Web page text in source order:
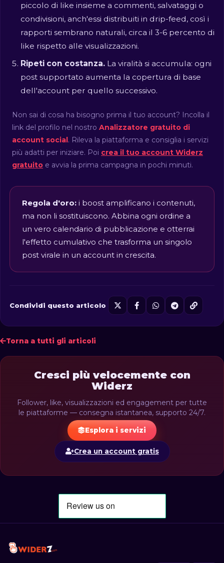
piccolo di like insieme a commenti, salvataggi o
condivisioni, anch'essi distribuiti in drip-feed, così i
rapporti sembrano naturali, circa il 3-6 percento di
like rispetto alle visualizzazioni.
Ripeti con costanza. La viralità si accumula: ogni
post supportato aumenta la copertura di base
dell'account per quello successivo.
Non sai di cosa ha bisogno prima il tuo account? Incolla il
link del profilo nel nostro Analizzatore gratuito di
account social . Rileva la piattaforma e consiglia i servizi
più adatti per iniziare. Poi crea il tuo account Widerz
gratuito e avvia la prima campagna in pochi minuti.
Regola d'oro: i boost amplificano i contenuti,
ma non li sostituiscono. Abbina ogni ordine a
un vero calendario di pubblicazione e otterrai
l'effetto cumulativo che trasforma un singolo
post virale in un account in crescita.
Condividi questo articolo
Torna a tutti gli articoli
Cresci più velocemente con
Widerz
Follower, like, visualizzazioni ed engagement per tutte
le piattaforme — consegna istantanea, supporto 24/7.
Esplora i servizi
Crea un account gratis